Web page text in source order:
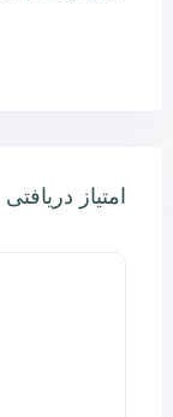
امتیاز